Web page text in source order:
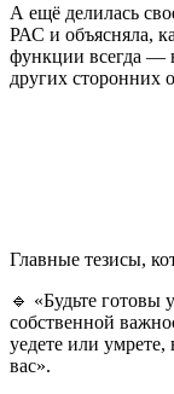
А ещё делилась
РАС и объясняла,
функции всегда —
других сторонних
Главные тезисы,
🔹 «Будьте готовы
собственной
уедете или умрете,
вас».